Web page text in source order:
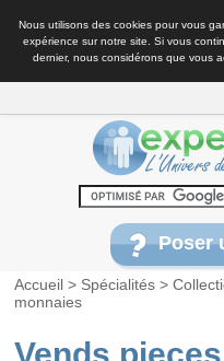
Nous utilisons des cookies pour vous
expérience sur notre site. Si vous
dernier, nous considérons que vous
Poser
Accueil > Spécialités >
monnaies